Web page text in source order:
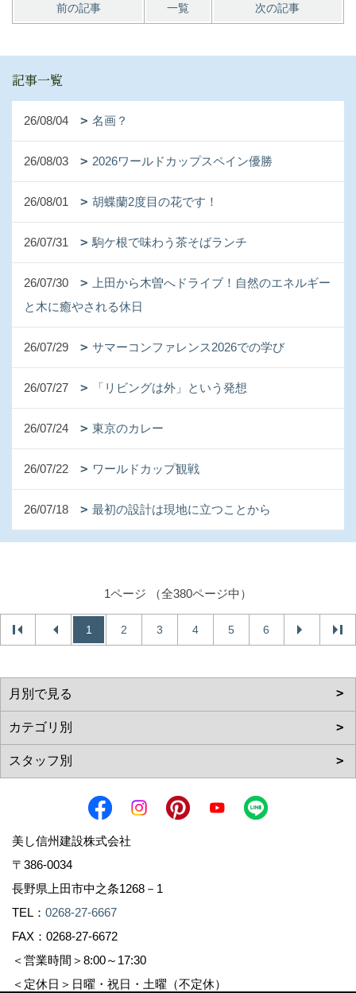
前の記事 一覧 次の記事
記事一覧
26/08/04 名画？
26/08/03 2026ワールドカップスペイン優勝
26/08/01 胡蝶蘭2度目の花です！
26/07/31 駒ケ根で味わう茶そばランチ
26/07/30
上田から木曽へドライブ！自然のエネルギー
と木に癒やされる休日
26/07/29 サマーコンファレンス2026での学び
26/07/27 「リビングは外」という発想
26/07/24 東京のカレー
26/07/22 ワールドカップ観戦
26/07/18 最初の設計は現地に立つことから
1ページ （全380ページ中）
1 2 3 4 5 6
美し信州建設株式会社
〒386-0034
長野県上田市中之条1268－1
TEL： 0268-27-6667
FAX：0268-27-6672
＜営業時間＞8:00～17:30
＜定休日＞日曜・祝日・土曜（不定休）